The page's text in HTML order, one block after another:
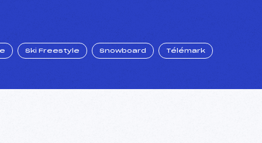
Ski Freestyle Snowboard Télémark